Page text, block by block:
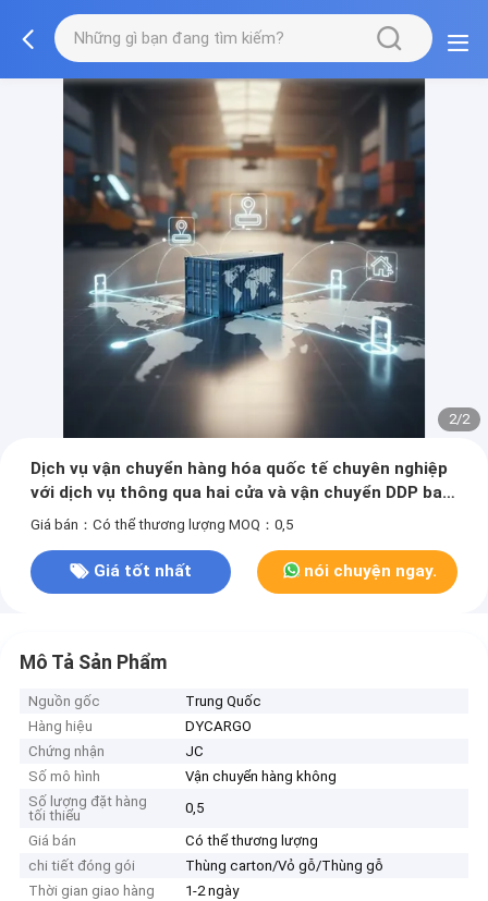
2/2
Dịch vụ vận chuyển hàng hóa quốc tế chuyên nghiệp
với dịch vụ thông qua hai cửa và vận chuyển DDP bao
gồm thuế
Giá bán：Có thể thương lượng MOQ：0,5
Giá tốt nhất nói chuyện ngay.
Mô Tả Sản Phẩm
Nguồn gốc
Trung Quốc
Hàng hiệu
DYCARGO
Chứng nhận
JC
Số mô hình
Vận chuyển hàng không
Số lượng đặt hàng
tối thiểu
0,5
Giá bán
Có thể thương lượng
chi tiết đóng gói
Thùng carton/Vỏ gỗ/Thùng gỗ
Thời gian giao hàng
1-2 ngày